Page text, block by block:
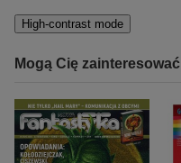
High-contrast mode
Mogą Cię zainteresować